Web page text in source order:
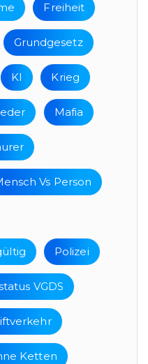
Freiheit
Grundgesetz
KI Krieg
Mafia
Vs Person
Polizei
VGDS
Ketten